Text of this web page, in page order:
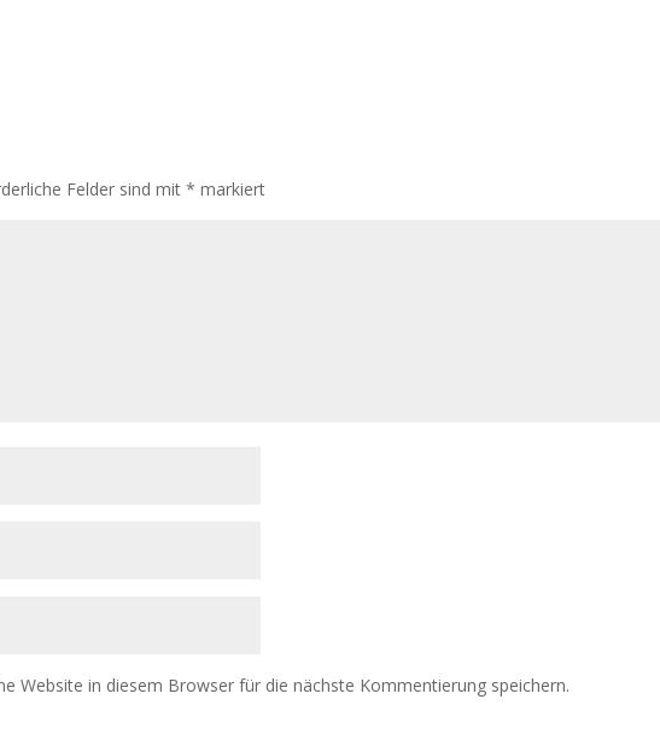
Felder sind mit * markiert
Website in diesem Browser für die nächste Kommentierung speichern.